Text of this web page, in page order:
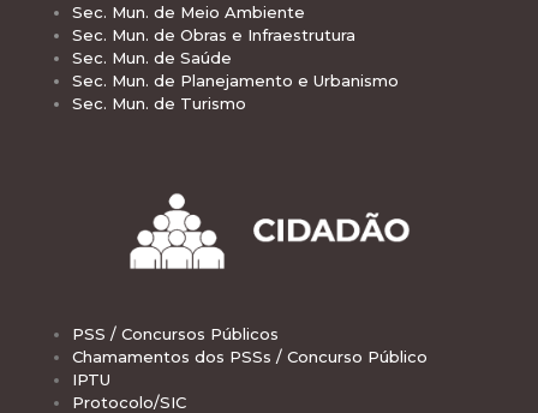
Sec. Mun. de Meio Ambiente
Sec. Mun. de Obras e Infraestrutura
Sec. Mun. de Saúde
Sec. Mun. de Planejamento e Urbanismo
Sec. Mun. de Turismo
PSS / Concursos Públicos
Chamamentos dos PSSs / Concurso Público
IPTU
Protocolo/SIC